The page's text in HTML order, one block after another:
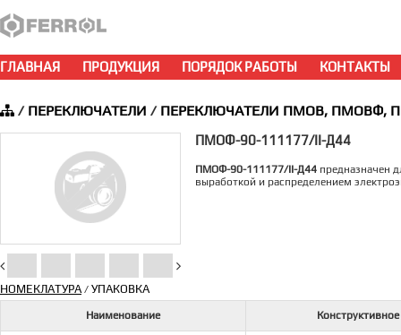
ГЛАВНАЯ ПРОДУКЦИЯ ПОРЯДОК РАБОТЫ КОНТАКТЫ
/ ПЕРЕКЛЮЧАТЕЛИ / ПЕРЕКЛЮЧАТЕЛИ ПМОВ, ПМОВФ,
ПМОФ-90-111177/II-Д44
ПМОФ-90-111177/II-Д44 предназначен
выработкой и распределением
НОМЕКЛАТУРА/ УПАКОВКА
Наименование